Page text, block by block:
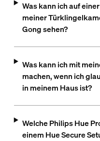
Was kann ich auf
meiner
Gong sehen?
Was kann ich mit
machen, wenn ich
in meinem Haus ist?
Welche Philips Hue
einem Hue Secure